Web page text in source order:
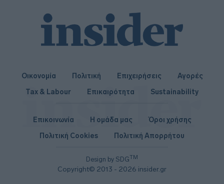
Οικονομία Πολιτική Επιχειρήσεις
Αγορές
Tax & Labour
Επικαιρότητα Sustainability
Design by SDGTM
Copyright© 2013 - 2026 insider.gr
Επικοινωνία Η ομάδα μας
Όροι χρήσης
Πολιτική Cookies
Πολιτική Απορρήτου